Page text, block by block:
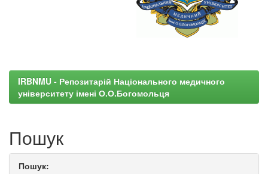
IRBNMU - Репозитарій Національного медичного
університету імені О.О.Богомольця
Пошук
Пошук: